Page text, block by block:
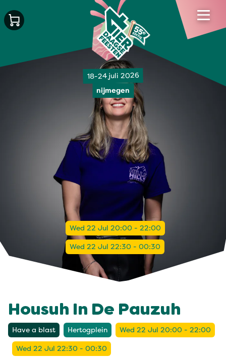
18-24 juli 2026
nijmegen
Wed 22 Jul 20:00 - 22:00
Wed 22 Jul 22:30 - 00:30
Housuh In De Pauzuh
Have a blast Hertogplein Wed 22 Jul 20:00 - 22:00
Wed 22 Jul 22:30 - 00:30